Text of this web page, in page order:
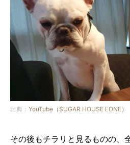
出典： YouTube（SUGAR HOUSE EONE）
その後もチラリと見るものの、